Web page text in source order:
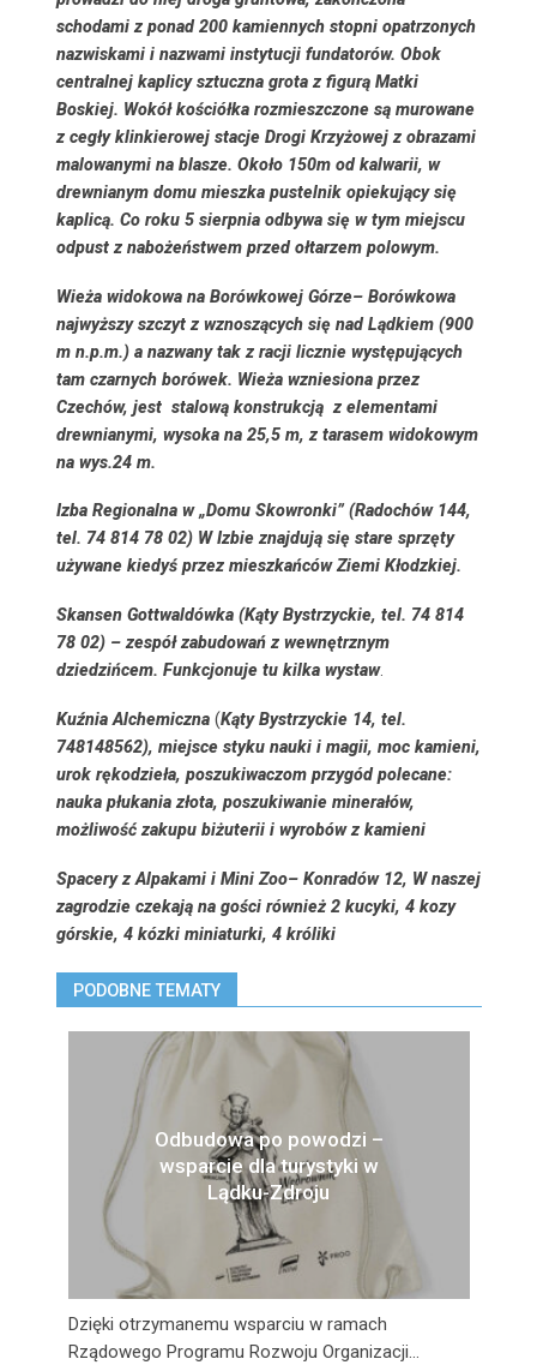
schodami z ponad 200 kamiennych stopni opatrzonych
nazwiskami i nazwami instytucji fundatorów. Obok
centralnej kaplicy sztuczna grota z figurą Matki
Boskiej. Wokół kościółka rozmieszczone są murowane
z cegły klinkierowej stacje Drogi Krzyżowej z obrazami
malowanymi na blasze. Około 150m od kalwarii, w
drewnianym domu mieszka pustelnik opiekujący się
kaplicą. Co roku 5 sierpnia odbywa się w tym miejscu
odpust z nabożeństwem przed ołtarzem polowym.
Wieża widokowa na Borówkowej Górze– Borówkowa
najwyższy szczyt z wznoszących się nad Lądkiem (900
m n.p.m.) a nazwany tak z racji licznie występujących
tam czarnych borówek. Wieża wzniesiona przez
Czechów, jest stalową konstrukcją z elementami
drewnianymi, wysoka na 25,5 m, z tarasem widokowym
na wys.24 m.
Izba Regionalna w „Domu Skowronki” (Radochów 144,
tel. 74 814 78 02) W Izbie znajdują się stare sprzęty
używane kiedyś przez mieszkańców Ziemi Kłodzkiej.
Skansen Gottwaldówka (Kąty Bystrzyckie, tel. 74 814
78 02) – zespół zabudowań z wewnętrznym
dziedzińcem. Funkcjonuje tu kilka wystaw.
Kuźnia Alchemiczna(Kąty Bystrzyckie 14, tel.
748148562), miejsce styku nauki i magii, moc kamieni,
urok rękodzieła, poszukiwaczom przygód polecane:
nauka płukania złota, poszukiwanie minerałów,
możliwość zakupu biżuterii i wyrobów z kamieni
Spacery z Alpakami i Mini Zoo– Konradów 12, W naszej
zagrodzie czekają na gości również 2 kucyki, 4 kozy
górskie, 4 kózki miniaturki, 4 króliki
PODOBNE TEMATY
Odbudowa po powodzi –
wsparcie dla turystyki w
Lądku-Zdroju
Dzięki otrzymanemu wsparciu w ramach
Rządowego Programu Rozwoju Organizacji...